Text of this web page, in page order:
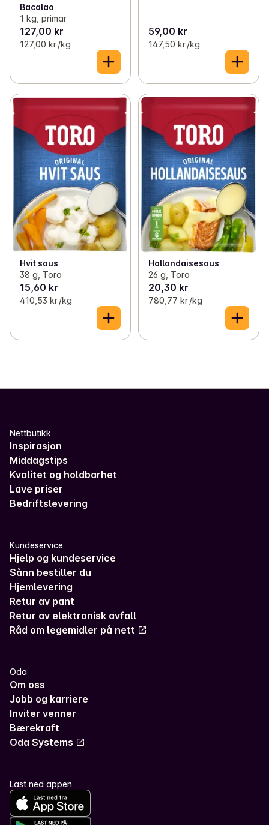
Bacalao
1 kg, primar
127,00 kr
127,00 kr /kg
59,00 kr
147,50 kr /kg
Hvit saus
38 g, Toro
15,60 kr
410,53 kr /kg
Hollandaisesaus
26 g, Toro
20,30 kr
780,77 kr /kg
Nettbutikk
Inspirasjon
Middagstips
Kvalitet og holdbarhet
Lave priser
Bedriftslevering
Kundeservice
Hjelp og kundeservice
Sånn bestiller du
Hjemlevering
Retur av pant
Retur av elektronisk avfall
Råd om legemidler på nett
Oda
Om oss
Jobb og karriere
Inviter venner
Bærekraft
Oda Systems
Last ned appen